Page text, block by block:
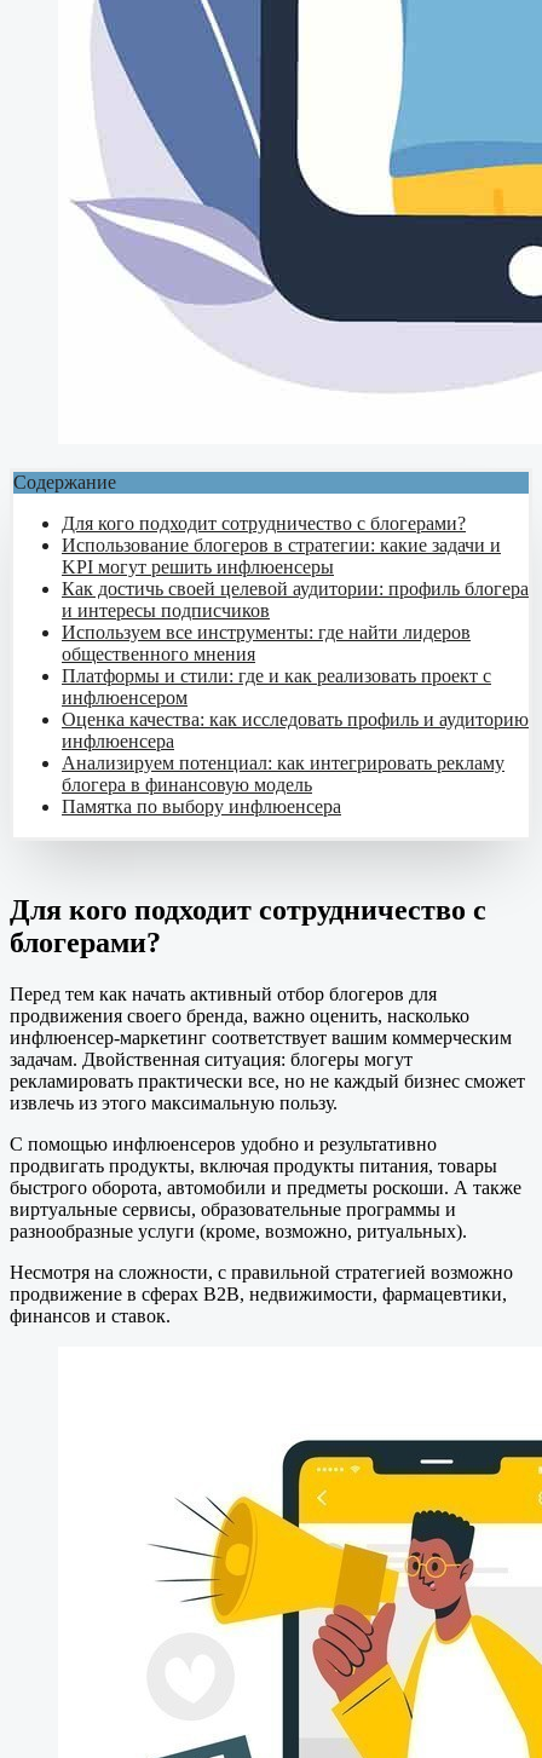
Содержание
Для кого подходит сотрудничество с блогерами?
Использование блогеров в стратегии: какие задачи и
KPI могут решить инфлюенсеры
Как достичь своей целевой аудитории: профиль блогера
и интересы подписчиков
Используем все инструменты: где найти лидеров
общественного мнения
Платформы и стили: где и как реализовать проект с
инфлюенсером
Оценка качества: как исследовать профиль и аудиторию
инфлюенсера
Анализируем потенциал: как интегрировать рекламу
блогера в финансовую модель
Памятка по выбору инфлюенсера
Для кого подходит сотрудничество с
блогерами?
Перед тем как начать активный отбор блогеров для
продвижения своего бренда, важно оценить, насколько
инфлюенсер-маркетинг соответствует вашим коммерческим
задачам. Двойственная ситуация: блогеры могут
рекламировать практически все, но не каждый бизнес сможет
извлечь из этого максимальную пользу.
С помощью инфлюенсеров удобно и результативно
продвигать продукты, включая продукты питания, товары
быстрого оборота, автомобили и предметы роскоши. А также
виртуальные сервисы, образовательные программы и
разнообразные услуги (кроме, возможно, ритуальных).
Несмотря на сложности, с правильной стратегией возможно
продвижение в сферах B2B, недвижимости, фармацевтики,
финансов и ставок.